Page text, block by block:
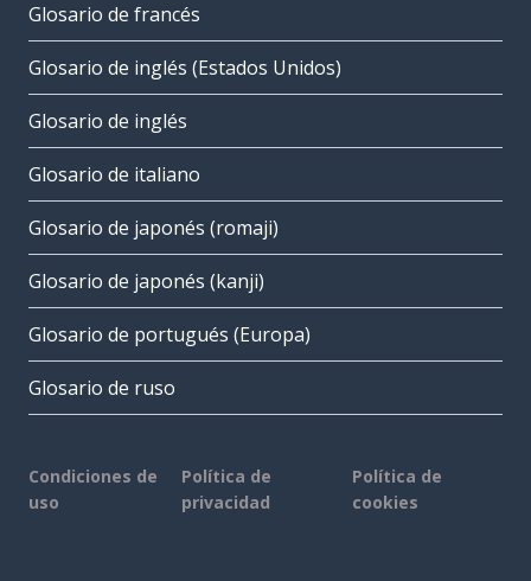
Glosario de francés
Glosario de inglés (Estados Unidos)
Glosario de inglés
Glosario de italiano
Glosario de japonés (romaji)
Glosario de japonés (kanji)
Glosario de portugués (Europa)
Glosario de ruso
Condiciones de
uso
Política de
privacidad
Política de
cookies